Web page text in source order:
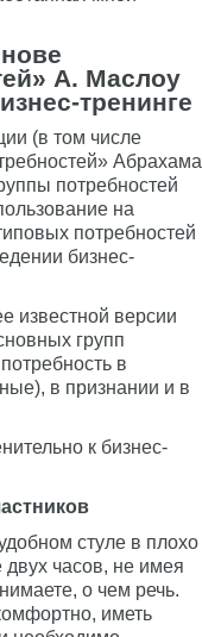
А. Маслоу
тренинге
(в том числе
Абрахама
потребностей
на
потребностей
бизнес-
известной версии
групп
в
в признании и в
к бизнес-
стуле в плохо
часов, не имея
о чем речь.
иметь